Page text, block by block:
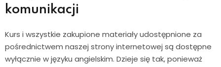
komunikacji
Kurs i wszystkie zakupione materiały udostępnione za
pośrednictwem naszej strony internetowej są dostępne
wyłącznie w języku angielskim. Dzieje się tak, ponieważ